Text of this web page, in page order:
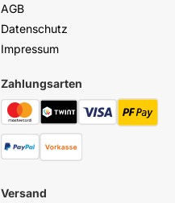
AGB
Datenschutz
Impressum
Zahlungsarten
Versand